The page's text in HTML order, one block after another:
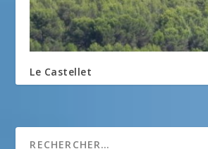
Le Castellet